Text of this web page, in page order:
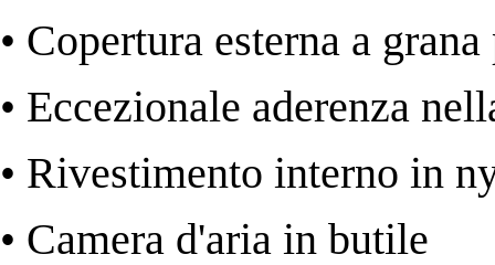
• Copertura esterna a
• Eccezionale aderenza
• Rivestimento interno in
• Camera d'aria in butile